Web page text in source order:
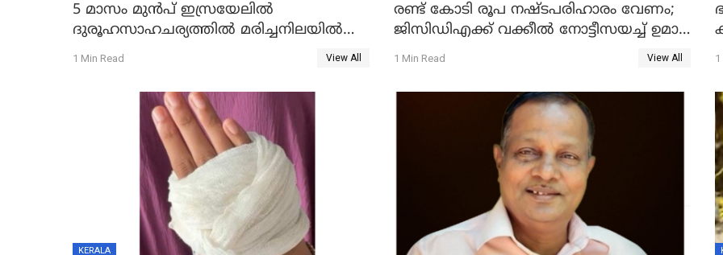
5 മാസം മുൻപ് ഇസ്രയേലിൽ
ദുരൂഹസാഹചര്യത്തിൽ മരിച്ചനിലയിൽ
കണ്ടെത്തിയ മലയാളി യുവാവിന്റെ
1 Min Read View All
രണ്ട് കോടി രൂപ നഷ്ടപരിഹാരം വേണം;
ജിസിഡിഎക്ക് വക്കീൽ നോട്ടീസയച്ച് ഉമാ
തോമസ്
1 Min Read View All 1
KERALA